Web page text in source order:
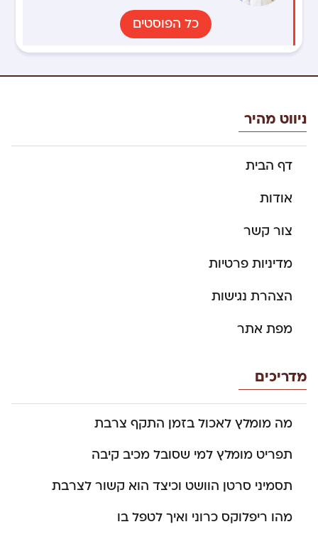
כל הפוסטים
ניווט מהיר
דף הבית
אודות
צור קשר
מדיניות פרטיות
הצהרת נגישות
מפת אתר
מדריכים
מה מומלץ לאכול בזמן התקף צרבת
תפריט מומלץ למי שסובל מכיב קיבה
תסמיני סרטן הוושט וכיצד הוא קשור לצרבת
מהו ריפלוקס כרוני ואיך לטפל בו